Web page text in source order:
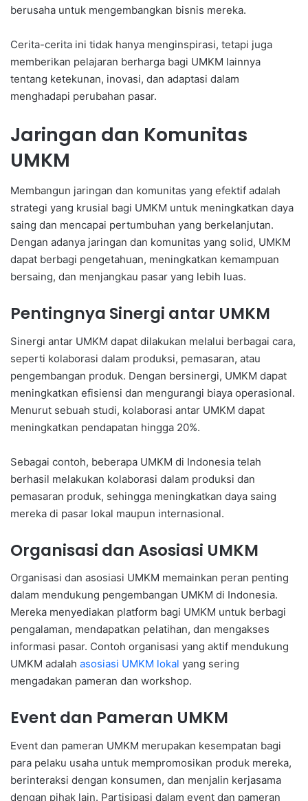
berusaha untuk mengembangkan bisnis mereka.
Cerita-cerita ini tidak hanya menginspirasi, tetapi juga
memberikan pelajaran berharga bagi UMKM lainnya
tentang ketekunan, inovasi, dan adaptasi dalam
menghadapi perubahan pasar.
Jaringan dan Komunitas
UMKM
Membangun jaringan dan komunitas yang efektif adalah
strategi yang krusial bagi UMKM untuk meningkatkan daya
saing dan mencapai pertumbuhan yang berkelanjutan.
Dengan adanya jaringan dan komunitas yang solid, UMKM
dapat berbagi pengetahuan, meningkatkan kemampuan
bersaing, dan menjangkau pasar yang lebih luas.
Pentingnya Sinergi antar UMKM
Sinergi antar UMKM dapat dilakukan melalui berbagai cara,
seperti kolaborasi dalam produksi, pemasaran, atau
pengembangan produk. Dengan bersinergi, UMKM dapat
meningkatkan efisiensi dan mengurangi biaya operasional.
Menurut sebuah studi, kolaborasi antar UMKM dapat
meningkatkan pendapatan hingga 20%.
Sebagai contoh, beberapa UMKM di Indonesia telah
berhasil melakukan kolaborasi dalam produksi dan
pemasaran produk, sehingga meningkatkan daya saing
mereka di pasar lokal maupun internasional.
Organisasi dan Asosiasi UMKM
Organisasi dan asosiasi UMKM memainkan peran penting
dalam mendukung pengembangan UMKM di Indonesia.
Mereka menyediakan platform bagi UMKM untuk berbagi
pengalaman, mendapatkan pelatihan, dan mengakses
informasi pasar. Contoh organisasi yang aktif mendukung
UMKM adalah asosiasi UMKM lokal yang sering
mengadakan pameran dan workshop.
Event dan Pameran UMKM
Event dan pameran UMKM merupakan kesempatan bagi
para pelaku usaha untuk mempromosikan produk mereka,
berinteraksi dengan konsumen, dan menjalin kerjasama
dengan pihak lain. Partisipasi dalam event dan pameran